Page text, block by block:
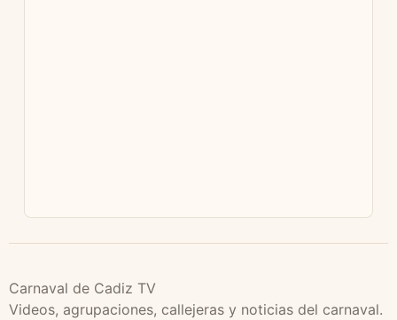
Carnaval de Cadiz TV
Videos, agrupaciones, callejeras y noticias del carnaval.